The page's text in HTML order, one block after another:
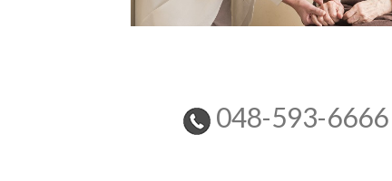
048-593-6666